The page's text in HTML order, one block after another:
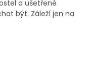
a ušetřené
být. Záleží jen na